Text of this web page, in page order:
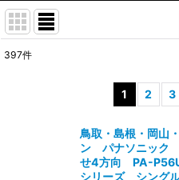
絞
397件
1 2 3
鳥取・島根・岡山
ン パナソニック
せ4方向 PA-
シリーズ シング